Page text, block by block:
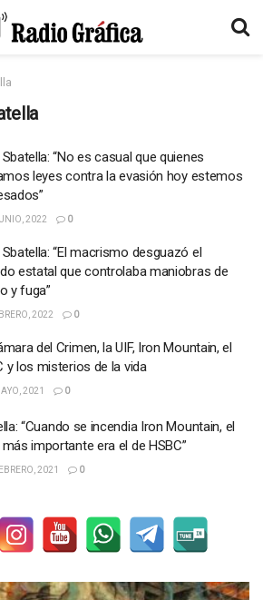
“No es casual que quienes
leyes contra la evasión hoy estemos
2022 0
“El macrismo desguazó el
estatal que controlaba maniobras de
y fuga”
2022 0
del Crimen, la UIF, Iron Mountain, el
y los misterios de la vida
2021 0
“Cuando se incendia Iron Mountain, el
importante era el de HSBC”
2021 0